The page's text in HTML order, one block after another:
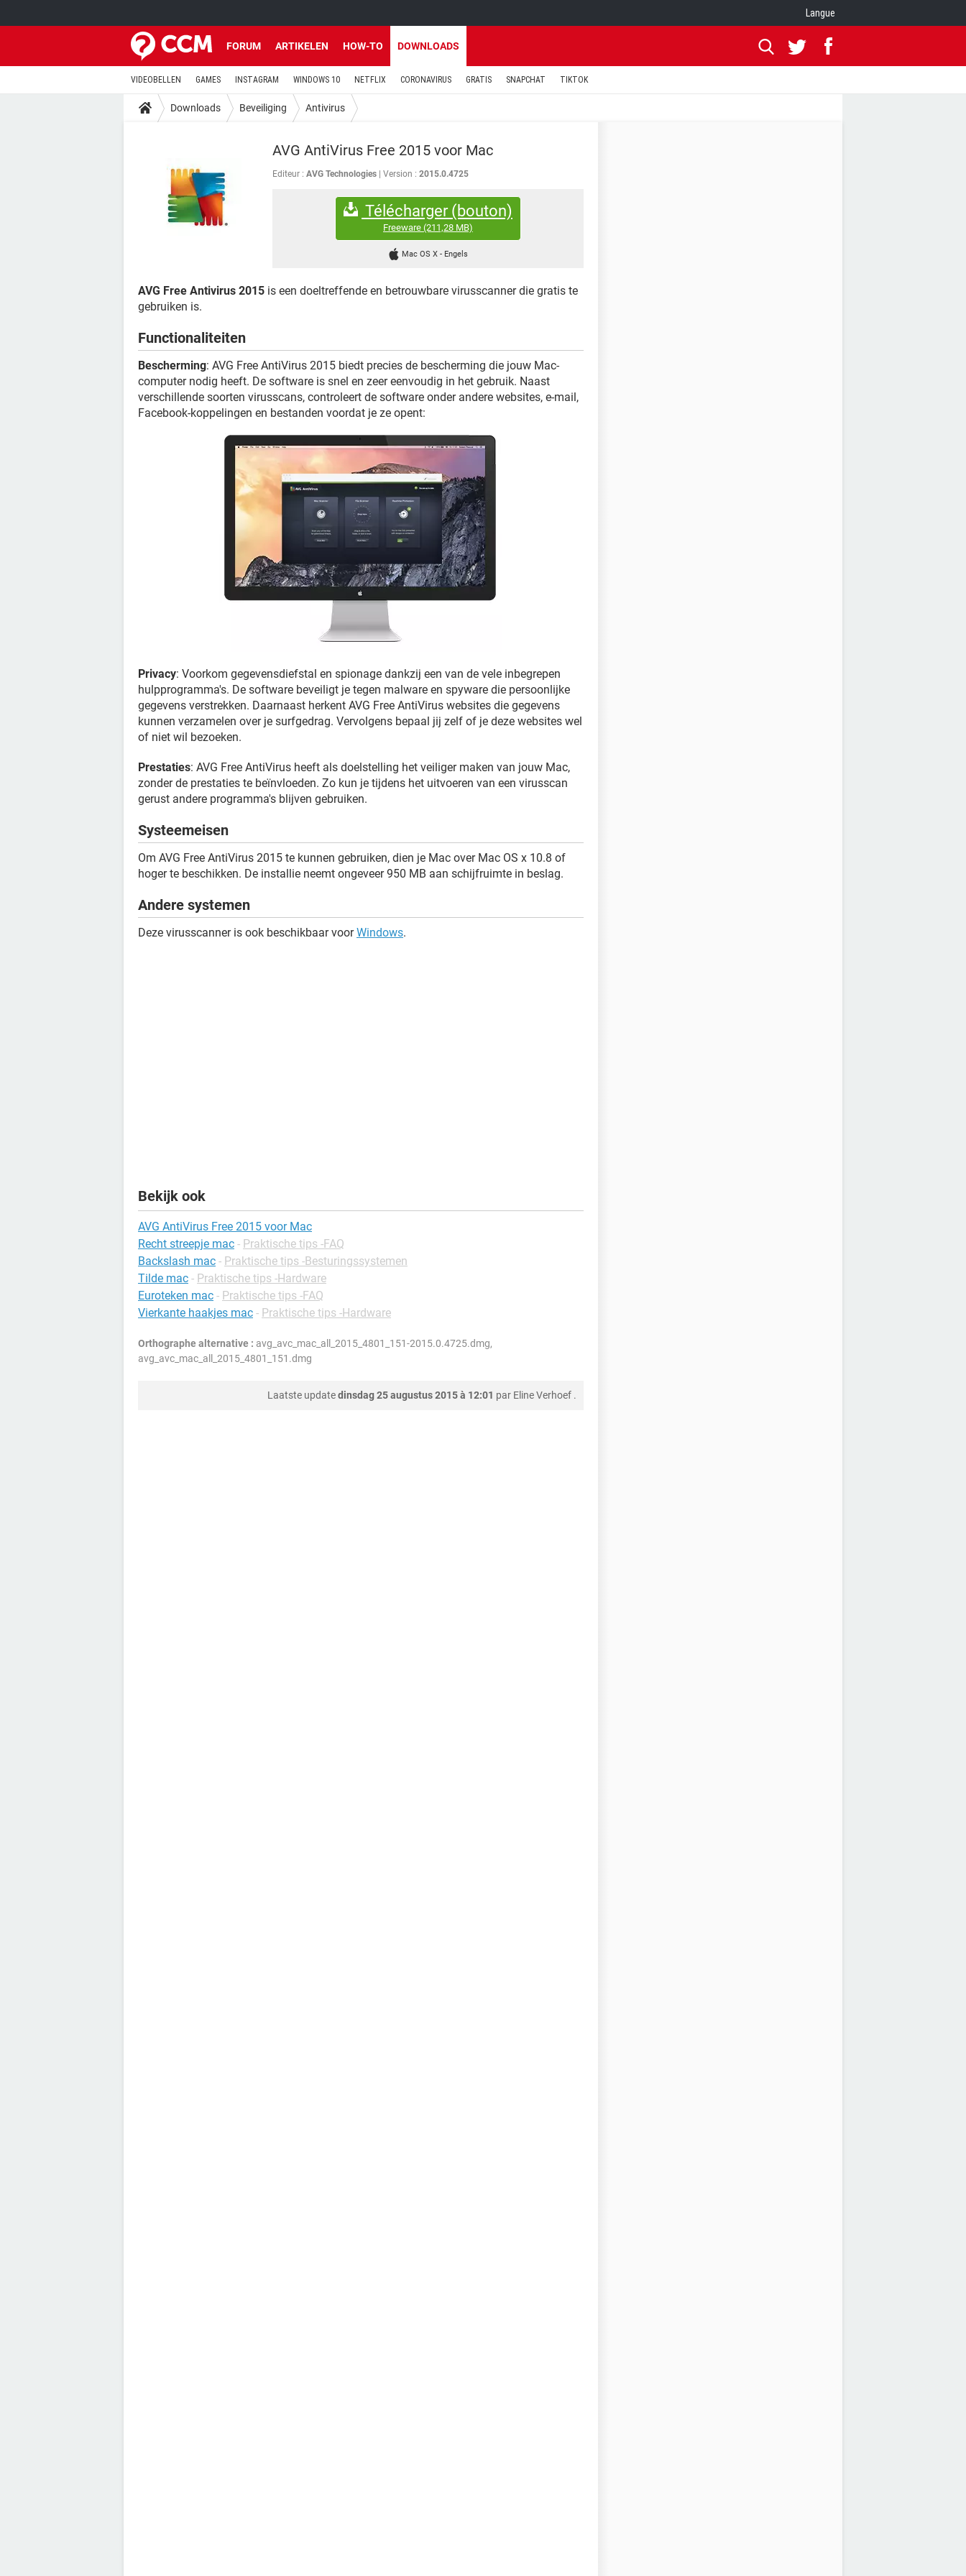
Langue
FORUM ARTIKELEN HOW-TO DOWNLOADS
VIDEOBELLEN GAMES INSTAGRAM WINDOWS 10 NETFLIX CORONAVIRUS GRATIS SNAPCHAT TIKTOK
Downloads Beveiliging Antivirus
AVG AntiVirus Free 2015 voor Mac
Editeur : AVG Technologies Version : 2015.0.4725
Télécharger (bouton)
Freeware (211,28 MB)
Mac OS X- Engels
AVG Free Antivirus 2015 is een doeltreffende en betrouwbare virusscanner die gratis te
gebruiken is.
Functionaliteiten
Bescherming: AVG Free AntiVirus 2015 biedt precies de bescherming die jouw Mac-
computer nodig heeft. De software is snel en zeer eenvoudig in het gebruik. Naast
verschillende soorten virusscans, controleert de software onder andere websites, e-mail,
Facebook-koppelingen en bestanden voordat je ze opent:
Privacy: Voorkom gegevensdiefstal en spionage dankzij een van de vele inbegrepen
hulpprogramma's. De software beveiligt je tegen malware en spyware die persoonlijke
gegevens verstrekken. Daarnaast herkent AVG Free AntiVirus websites die gegevens
kunnen verzamelen over je surfgedrag. Vervolgens bepaal jij zelf of je deze websites wel
of niet wil bezoeken.
Prestaties: AVG Free AntiVirus heeft als doelstelling het veiliger maken van jouw Mac,
zonder de prestaties te beïnvloeden. Zo kun je tijdens het uitvoeren van een virusscan
gerust andere programma's blijven gebruiken.
Systeemeisen
Om AVG Free AntiVirus 2015 te kunnen gebruiken, dien je Mac over Mac OS x 10.8 of
hoger te beschikken. De installie neemt ongeveer 950 MB aan schijfruimte in beslag.
Andere systemen
Deze virusscanner is ook beschikbaar voorWindows.
Bekijk ook
AVG AntiVirus Free 2015 voor Mac
Recht streepje mac - Praktische tips -FAQ
Backslash mac - Praktische tips -Besturingssystemen
Tilde mac - Praktische tips -Hardware
Euroteken mac - Praktische tips -FAQ
Vierkante haakjes mac - Praktische tips -Hardware
Orthographe alternative : avg_avc_mac_all_2015_4801_151-2015.0.4725.dmg,
avg_avc_mac_all_2015_4801_151.dmg
Laatste updatedinsdag 25 augustus 2015 à 12:01 par Eline Verhoef .